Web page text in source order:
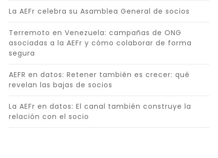
La AEFr celebra su Asamblea General de socios
Terremoto en Venezuela: campañas de ONG
asociadas a la AEFr y cómo colaborar de forma
segura
AEFR en datos: Retener también es crecer: qué
revelan las bajas de socios
La AEFr en datos: El canal también construye la
relación con el socio